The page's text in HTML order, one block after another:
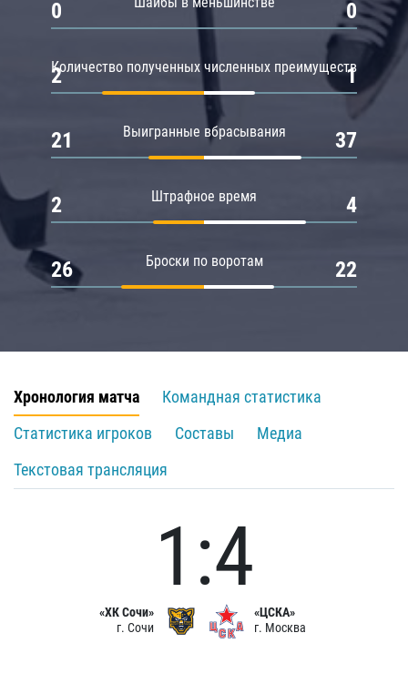
0 0
Количество полученных численных преимуществ
2 1
Выигранные вбрасывания
21 37
Штрафное время
2 4
Броски по воротам
26 22
Хронология матча
Командная статистика
Статистика игроков
Составы
Медиа
Текстовая трансляция
«ХК Сочи»
г. Сочи
1:4
«ЦСКА»
г. Москва